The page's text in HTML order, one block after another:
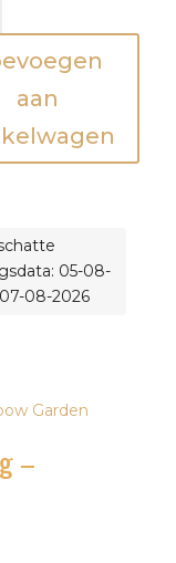
aan
05-08-
08-2026
–